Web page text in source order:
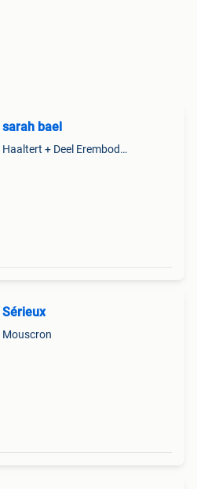
sarah bael
Haaltert + Deel Erembodegem
Sérieux
Mouscron